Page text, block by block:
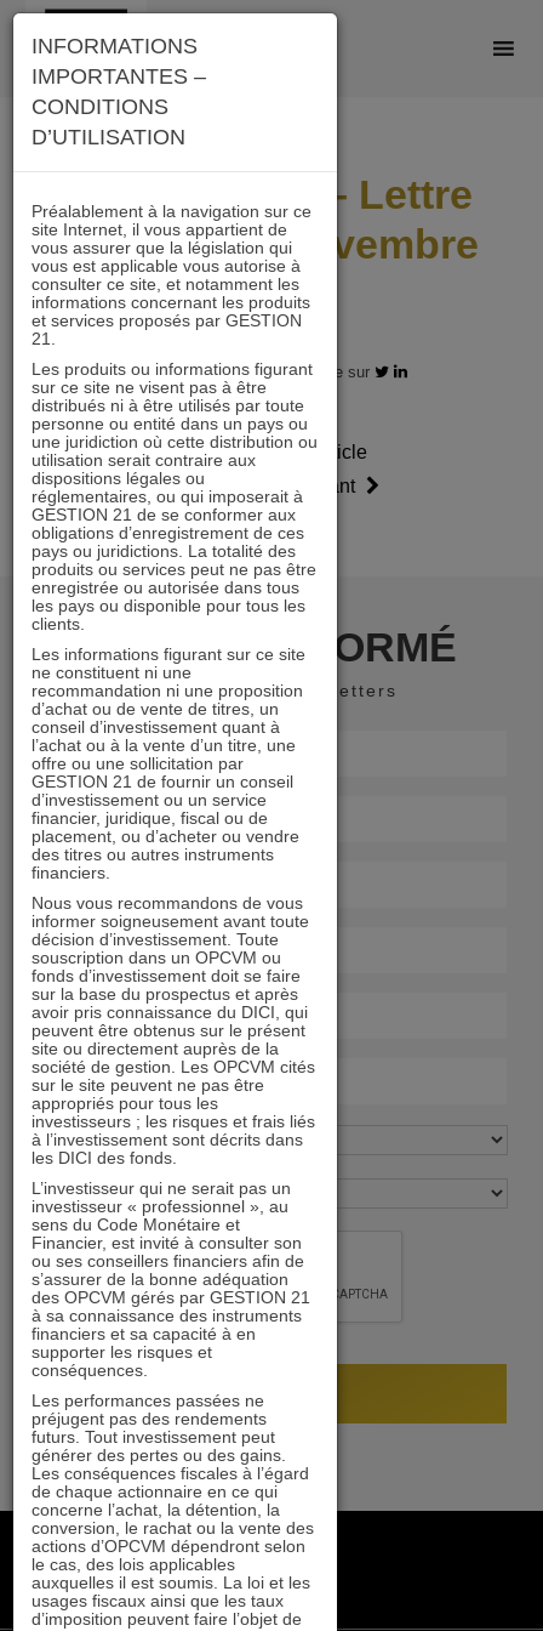
Skip
content
ACTIONS 21 – Lettre
mensuelle Novembre
2019
05.11.2019 - Partagez l'article sur
Article
précédent
Article
suivant
RESTER INFORMÉ
Recevoir nos newsletters
+33 1 84 79 90 24
gestion21@gestion21.fr
8 rue Volney, 75002 Paris
INFORMATIONS
IMPORTANTES –
CONDITIONS
D’UTILISATION
Préalablement à la navigation sur ce
site Internet, il vous appartient de
vous assurer que la législation qui
vous est applicable vous autorise à
consulter ce site, et notamment les
informations concernant les produits
et services proposés par GESTION
21.
Les produits ou informations figurant
sur ce site ne visent pas à être
distribués ni à être utilisés par toute
personne ou entité dans un pays ou
une juridiction où cette distribution ou
utilisation serait contraire aux
dispositions légales ou
réglementaires, ou qui imposerait à
GESTION 21 de se conformer aux
obligations d’enregistrement de ces
pays ou juridictions. La totalité des
produits ou services peut ne pas être
enregistrée ou autorisée dans tous
les pays ou disponible pour tous les
clients.
Les informations figurant sur ce site
ne constituent ni une
recommandation ni une proposition
d’achat ou de vente de titres, un
conseil d’investissement quant à
l’achat ou à la vente d’un titre, une
offre ou une sollicitation par
GESTION 21 de fournir un conseil
d’investissement ou un service
financier, juridique, fiscal ou de
placement, ou d’acheter ou vendre
des titres ou autres instruments
financiers.
Nous vous recommandons de vous
informer soigneusement avant toute
décision d’investissement. Toute
souscription dans un OPCVM ou
fonds d’investissement doit se faire
sur la base du prospectus et après
avoir pris connaissance du DICI, qui
peuvent être obtenus sur le présent
site ou directement auprès de la
société de gestion. Les OPCVM cités
sur le site peuvent ne pas être
appropriés pour tous les
investisseurs ; les risques et frais liés
à l’investissement sont décrits dans
les DICI des fonds.
L’investisseur qui ne serait pas un
investisseur « professionnel », au
sens du Code Monétaire et
Financier, est invité à consulter son
ou ses conseillers financiers afin de
s’assurer de la bonne adéquation
des OPCVM gérés par GESTION 21
à sa connaissance des instruments
financiers et sa capacité à en
supporter les risques et
conséquences.
Les performances passées ne
préjugent pas des rendements
futurs. Tout investissement peut
générer des pertes ou des gains.
Les conséquences fiscales à l’égard
de chaque actionnaire en ce qui
concerne l’achat, la détention, la
conversion, le rachat ou la vente des
actions d’OPCVM dépendront selon
le cas, des lois applicables
auxquelles il est soumis. La loi et les
usages fiscaux ainsi que les taux
d’imposition peuvent faire l’objet de